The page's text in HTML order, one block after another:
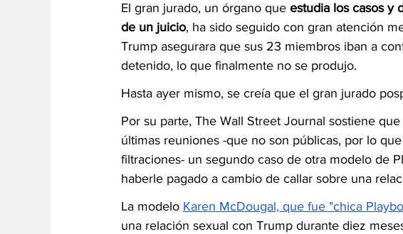
El gran jurado, un órgano que estudia los casos y
de un juicio, ha sido seguido con gran atención
Trump asegurara que sus 23 miembros iban a
detenido, lo que finalmente no se produjo.
Hasta ayer mismo, se creía que el gran jurado
Por su parte, The Wall Street Journal sostiene
últimas reuniones -que no son públicas, por lo
filtraciones- un segundo caso de otra modelo de
haberle pagado a cambio de callar sobre una
La modelo Karen McDougal, que fue "chica
una relación sexual con Trump durante diez